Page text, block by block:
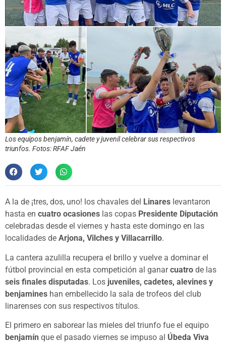
Los equipos benjamín, cadete y juvenil celebrar sus respectivos
triunfos. Fotos: RFAF Jaén
A la de ¡tres, dos, uno! los chavales del Linares levantaron
hasta en cuatro ocasiones las copas Presidente Diputación
celebradas desde el viernes y hasta este domingo en las
localidades de Arjona, Vilches y Villacarrillo.
La cantera azulilla recupera el brillo y vuelve a dominar el
fútbol provincial en esta competición al ganarcuatro de las
seis finales disputadas. Los juveniles, cadetes, alevines y
benjamines han embellecido la sala de trofeos del club
linarenses con sus respectivos títulos.
El primero en saborear las mieles del triunfo fue el equipo
benjamín que el pasado viernes se impuso al Úbeda Viva